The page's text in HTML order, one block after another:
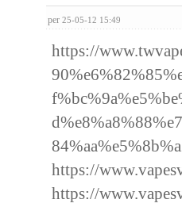
per 25-05-12 15:49
https://
https://
https://